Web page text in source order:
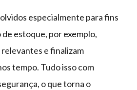
especialmente para fins
estoque, por exemplo,
e finalizam
tempo. Tudo isso com
o que torna o